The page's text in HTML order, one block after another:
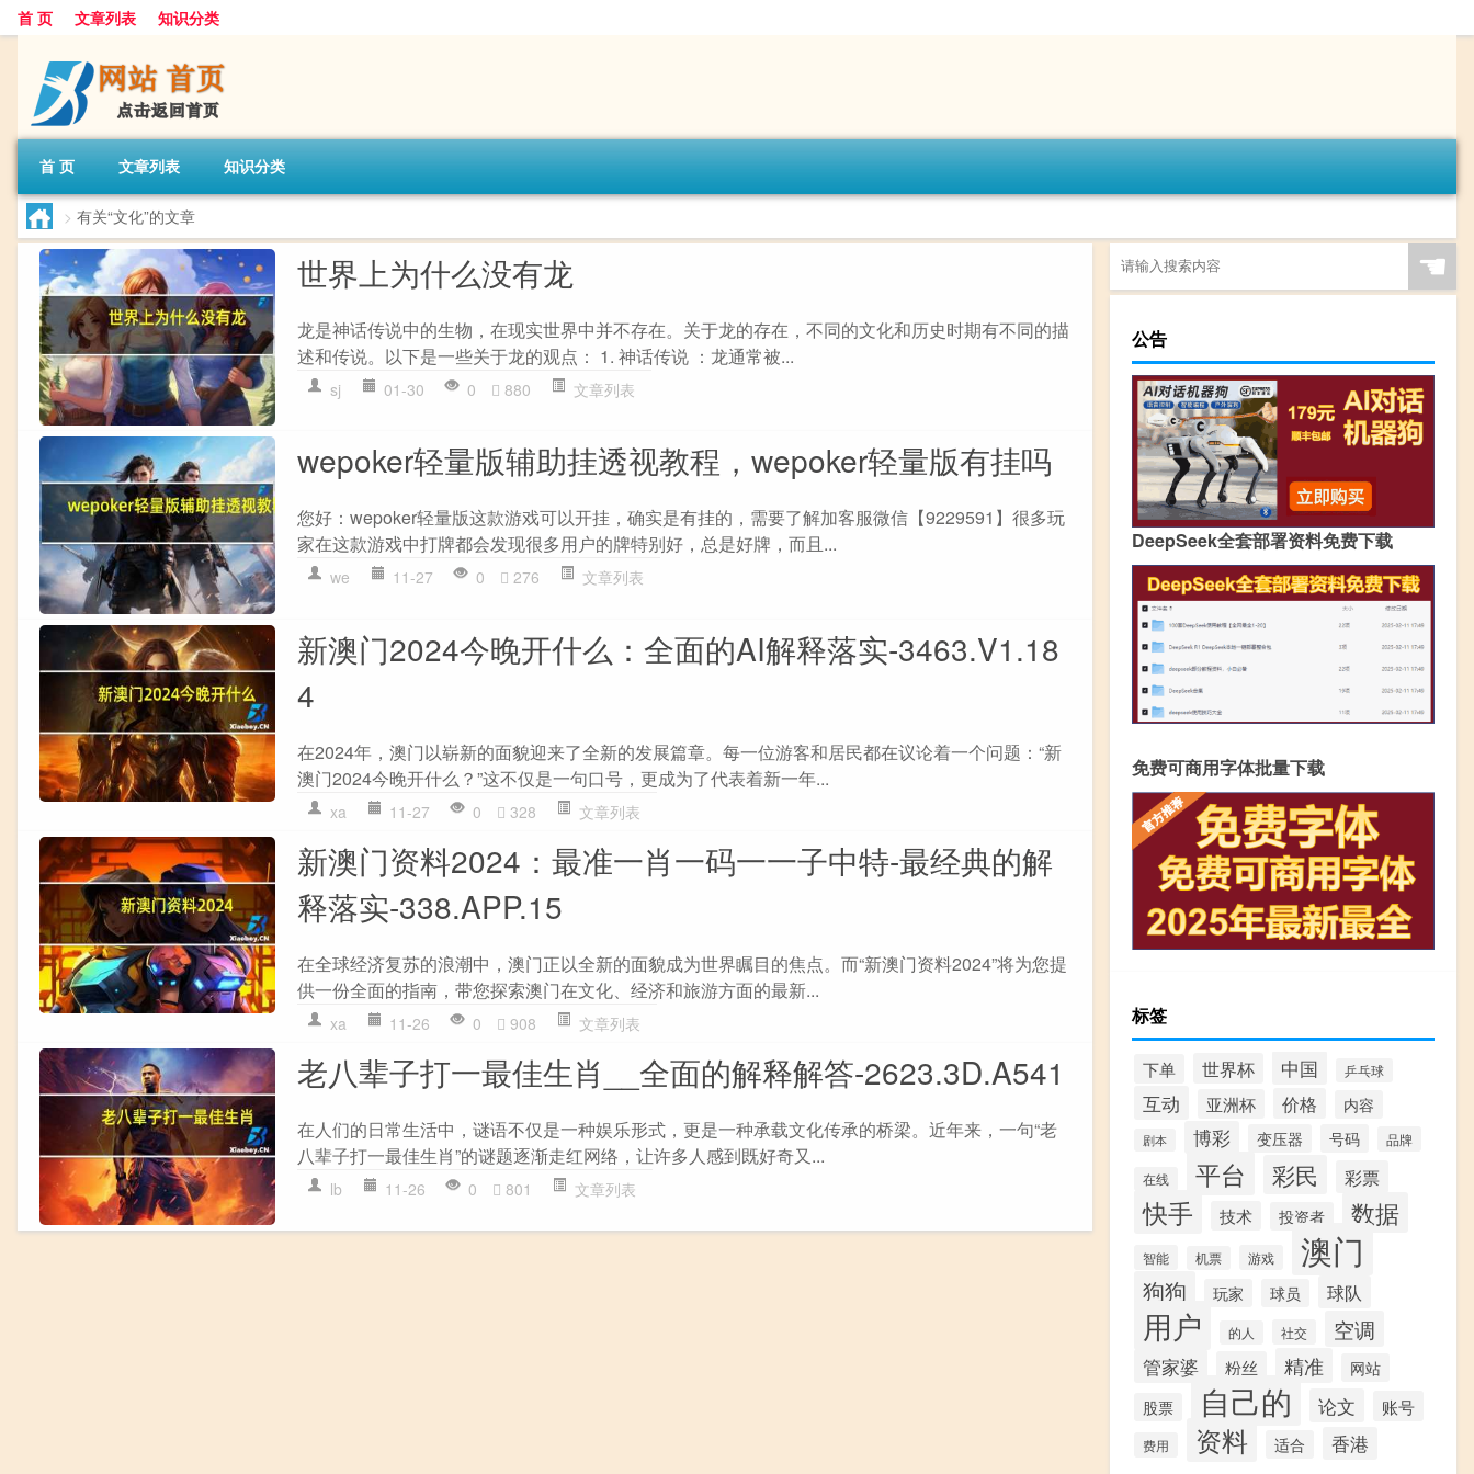
首 页 文章列表 知识分类
首 页 文章列表 知识分类
> 有关“文化”的文章
世界上为什么没有龙
龙是神话传说中的生物，在现实世界中并不存在。关于龙的存在，不同的文化和历史时期有不同的描
述和传说。以下是一些关于龙的观点： 1. 神话传说 ：龙通常被...
sj 01-30 0 880 文章列表
wepoker轻量版辅助挂透视教程，wepoker轻量版有挂吗
您好：wepoker轻量版这款游戏可以开挂，确实是有挂的，需要了解加客服微信【9229591】很多玩
家在这款游戏中打牌都会发现很多用户的牌特别好，总是好牌，而且...
we 11-27 0 276 文章列表
新澳门2024今晚开什么：全面的AI解释落实-3463.V1.18
4
在2024年，澳门以崭新的面貌迎来了全新的发展篇章。每一位游客和居民都在议论着一个问题：“新
澳门2024今晚开什么？”这不仅是一句口号，更成为了代表着新一年...
xa 11-27 0 328 文章列表
新澳门资料2024：最准一肖一码一一子中特-最经典的解
释落实-338.APP.15
在全球经济复苏的浪潮中，澳门正以全新的面貌成为世界瞩目的焦点。而“新澳门资料2024”将为您提
供一份全面的指南，带您探索澳门在文化、经济和旅游方面的最新...
xa 11-26 0 908 文章列表
老八辈子打一最佳生肖__全面的解释解答-2623.3D.A541
在人们的日常生活中，谜语不仅是一种娱乐形式，更是一种承载文化传承的桥梁。近年来，一句“老
八辈子打一最佳生肖”的谜题逐渐走红网络，让许多人感到既好奇又...
lb 11-26 0 801 文章列表
☚
公告
DeepSeek全套部署资料免费下载
免费可商用字体批量下载
标签
下单 世界杯 中国 乒乓球
互动 亚洲杯 价格 内容
剧本 博彩 变压器 号码 品牌
在线 平台 彩民 彩票
快手 技术 投资者 数据
智能 机票 游戏 澳门
狗狗 玩家 球员 球队
用户 的人 社交 空调
管家婆 粉丝 精准
网站
股票
自己的 论文 账号
费用 资料 适合 香港